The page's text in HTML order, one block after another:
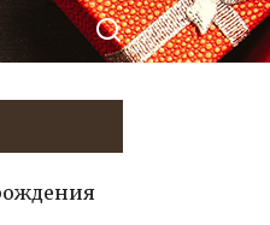
человека